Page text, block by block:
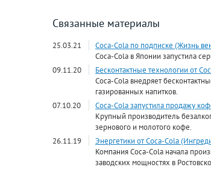
Связанные материалы
25.03.21
Coca-Cola по подписке (Жизнь
Coca-Cola в Японии запустила
09.11.20
Бесконтактные технологии от
Coca-Cola внедряет
газированных напитков.
07.10.20
Coca-Cola запустила продажу
Крупный производитель
зернового и молотого кофе.
26.11.19
Энергетики от Сoca-Cola
Компания Coca-Cola начала
заводских мощностях в